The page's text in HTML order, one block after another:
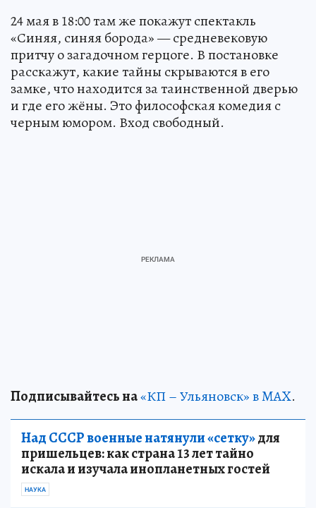
24 мая в 18:00 там же покажут спектакль
«Синяя, синяя борода» — средневековую
притчу о загадочном герцоге. В постановке
расскажут, какие тайны скрываются в его
замке, что находится за таинственной дверью
и где его жёны. Это философская комедия с
черным юмором. Вход свободный.
Подписывайтесь на«КП – Ульяновск» в MAX.
Над СССР военные натянули «сетку»для
пришельцев: как страна 13 лет тайно
искала и изучала инопланетных гостей
НАУКА